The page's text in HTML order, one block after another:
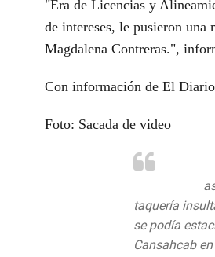
"Era de Licencias y
de intereses, le pusieron una
Magdalena Contreras.",
Con información de El
Foto: Sacada de video
taquería
se podía
Cansahcab en